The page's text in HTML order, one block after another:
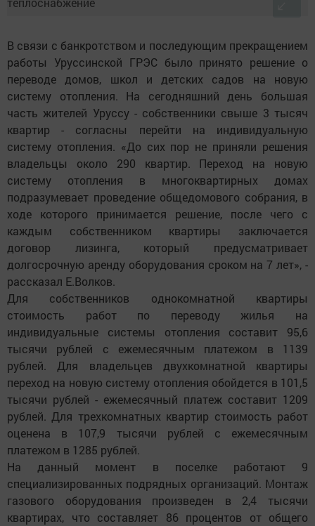
В связи с банкротством и последующим прекращением
работы Уруссинской ГРЭС было принято решение о
переводе домов, школ и детских садов на новую
систему отопления. На сегодняшний день большая
часть жителей Уруссу - собственники свыше 3 тысяч
квартир - согласны перейти на индивидуальную
систему отопления. «До сих пор не приняли решения
владельцы около 290 квартир. Переход на новую
систему отопления в многоквартирных домах
подразумевает проведение общедомового собрания, в
ходе которого принимается решение, после чего с
каждым собственником квартиры заключается
договор лизинга, который предусматривает
долгосрочную аренду оборудования сроком на 7 лет», -
рассказал Е.Волков.
Для собственников однокомнатной квартиры
стоимость работ по переводу жилья на
индивидуальные системы отопления составит 95,6
тысячи рублей с ежемесячным платежом в 1139
рублей. Для владельцев двухкомнатной квартиры
переход на новую систему отопления обойдется в 101,5
тысячи рублей - ежемесячный платеж составит 1209
рублей. Для трехкомнатных квартир стоимость работ
оценена в 107,9 тысячи рублей с ежемесячным
платежом в 1285 рублей.
На данный момент в поселке работают 9
специализированных подрядных организаций. Монтаж
газового оборудования произведен в 2,4 тысячи
квартирах, что составляет 86 процентов от общего